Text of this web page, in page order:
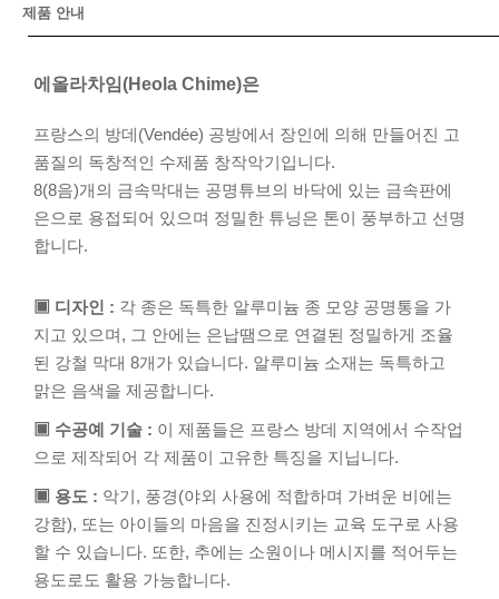
제품 안내
에올라차임(Heola Chime)은
프랑스의 방데(Vendée) 공방에서 장인에 의해 만들어진 고
품질의 독창적인 수제품 창작악기입니다.
8(8음)개의 금속막대는 공명튜브의 바닥에 있는 금속판에
은으로 용접되어 있으며 정밀한 튜닝은 톤이 풍부하고 선명
합니다.
▣ 디자인 : 각 종은 독특한 알루미늄 종 모양 공명통을 가
지고 있으며, 그 안에는 은납땜으로 연결된 정밀하게 조율
된 강철 막대 8개가 있습니다. 알루미늄 소재는 독특하고
맑은 음색을 제공합니다.
▣ 수공예 기술 : 이 제품들은 프랑스 방데 지역에서 수작업
으로 제작되어 각 제품이 고유한 특징을 지닙니다.
▣ 용도 : 악기, 풍경(야외 사용에 적합하며 가벼운 비에는
강함), 또는 아이들의 마음을 진정시키는 교육 도구로 사용
할 수 있습니다. 또한, 추에는 소원이나 메시지를 적어두는
용도로도 활용 가능합니다.